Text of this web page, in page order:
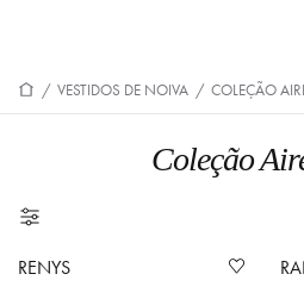
/ VESTIDOS DE NOIVA / COLEÇÃO
Coleção
RENYS